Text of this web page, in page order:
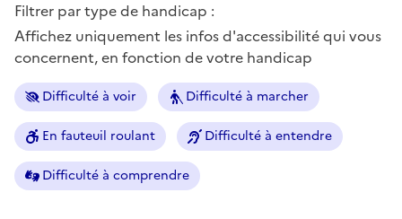
Filtrer par type de handicap :
Affichez uniquement les infos d'accessibilité qui vous
concernent, en fonction de votre handicap
Difficulté à voir Difficulté à marcher
En fauteuil roulant Difficulté à entendre
Difficulté à comprendre